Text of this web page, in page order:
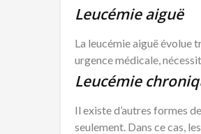
Leucémie aiguë
La leucémie aiguë évolue
urgence médicale,
Leucémie
Il existe d’autres formes
seulement. Dans ce cas,